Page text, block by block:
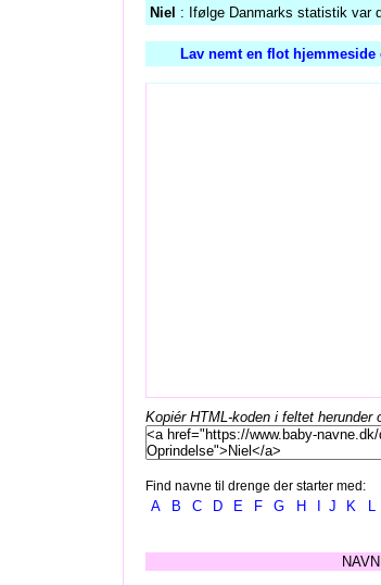
Niel : Ifølge Danmarks statistik var
Lav nemt en flot
Kopiér HTML-koden i feltet
Find navne til drenge der starter med:
A B C D E F G H J K L